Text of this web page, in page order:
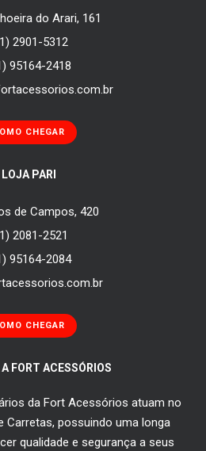
do Arari, 161
2901-5312
95164-2418
CHEGAR
LOJA PARI
de Campos, 420
2081-2521
95164-2084
CHEGAR
FORT ACESSÓRIOS
da Fort Acessórios atuam no
Carretas, possuindo uma longa
qualidade e segurança a seus